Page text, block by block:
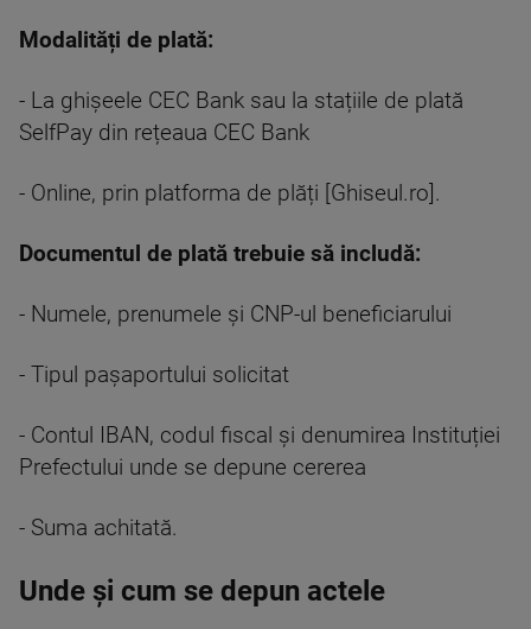
Modalități de plată:
- La ghișeele CEC Bank sau la stațiile de plată
SelfPay din rețeaua CEC Bank
- Online, prin platforma de plăți [Ghiseul.ro].
Documentul de plată trebuie să includă:
- Numele, prenumele și CNP-ul beneficiarului
- Tipul pașaportului solicitat
- Contul IBAN, codul fiscal și denumirea Instituției
Prefectului unde se depune cererea
- Suma achitată.
Unde și cum se depun actele